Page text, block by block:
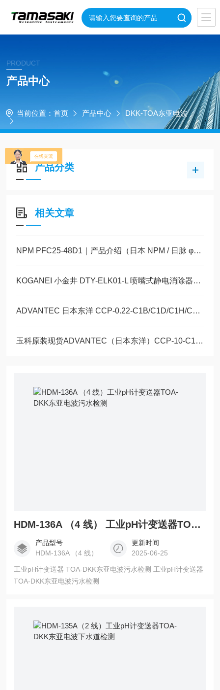
PRODUCT
产品中心
当前位置： 首页 产品中心 DKK-TOA东亚电波
产品分类
相关文章
NPM PFC25-48D1｜产品介绍（日本 NPM / 日脉 φ25mm PM 步进电机）玉科现货
KOGANEI 小金井 DTY-ELK01-L 喷嘴式静电消除器玉崎科学仪器原装供应
ADVANTEC 日本东洋 CCP-0.22-C1B/C1D/C1H/C1N 产品详情玉科原装现货
玉科原装现货ADVANTEC（日本东洋）CCP-10-C1B/C1D/C1H/C1N 产品详情
HDM-136A （4 线） 工业pH计变送器TOA-DKK东亚电波污水检测
产品型号
HDM-136A （4 线）
更新时间
2025-06-25
工业pH计变送器 TOA-DKK东亚电波污水检测 工业pH计变送器
TOA-DKK东亚电波污水检测